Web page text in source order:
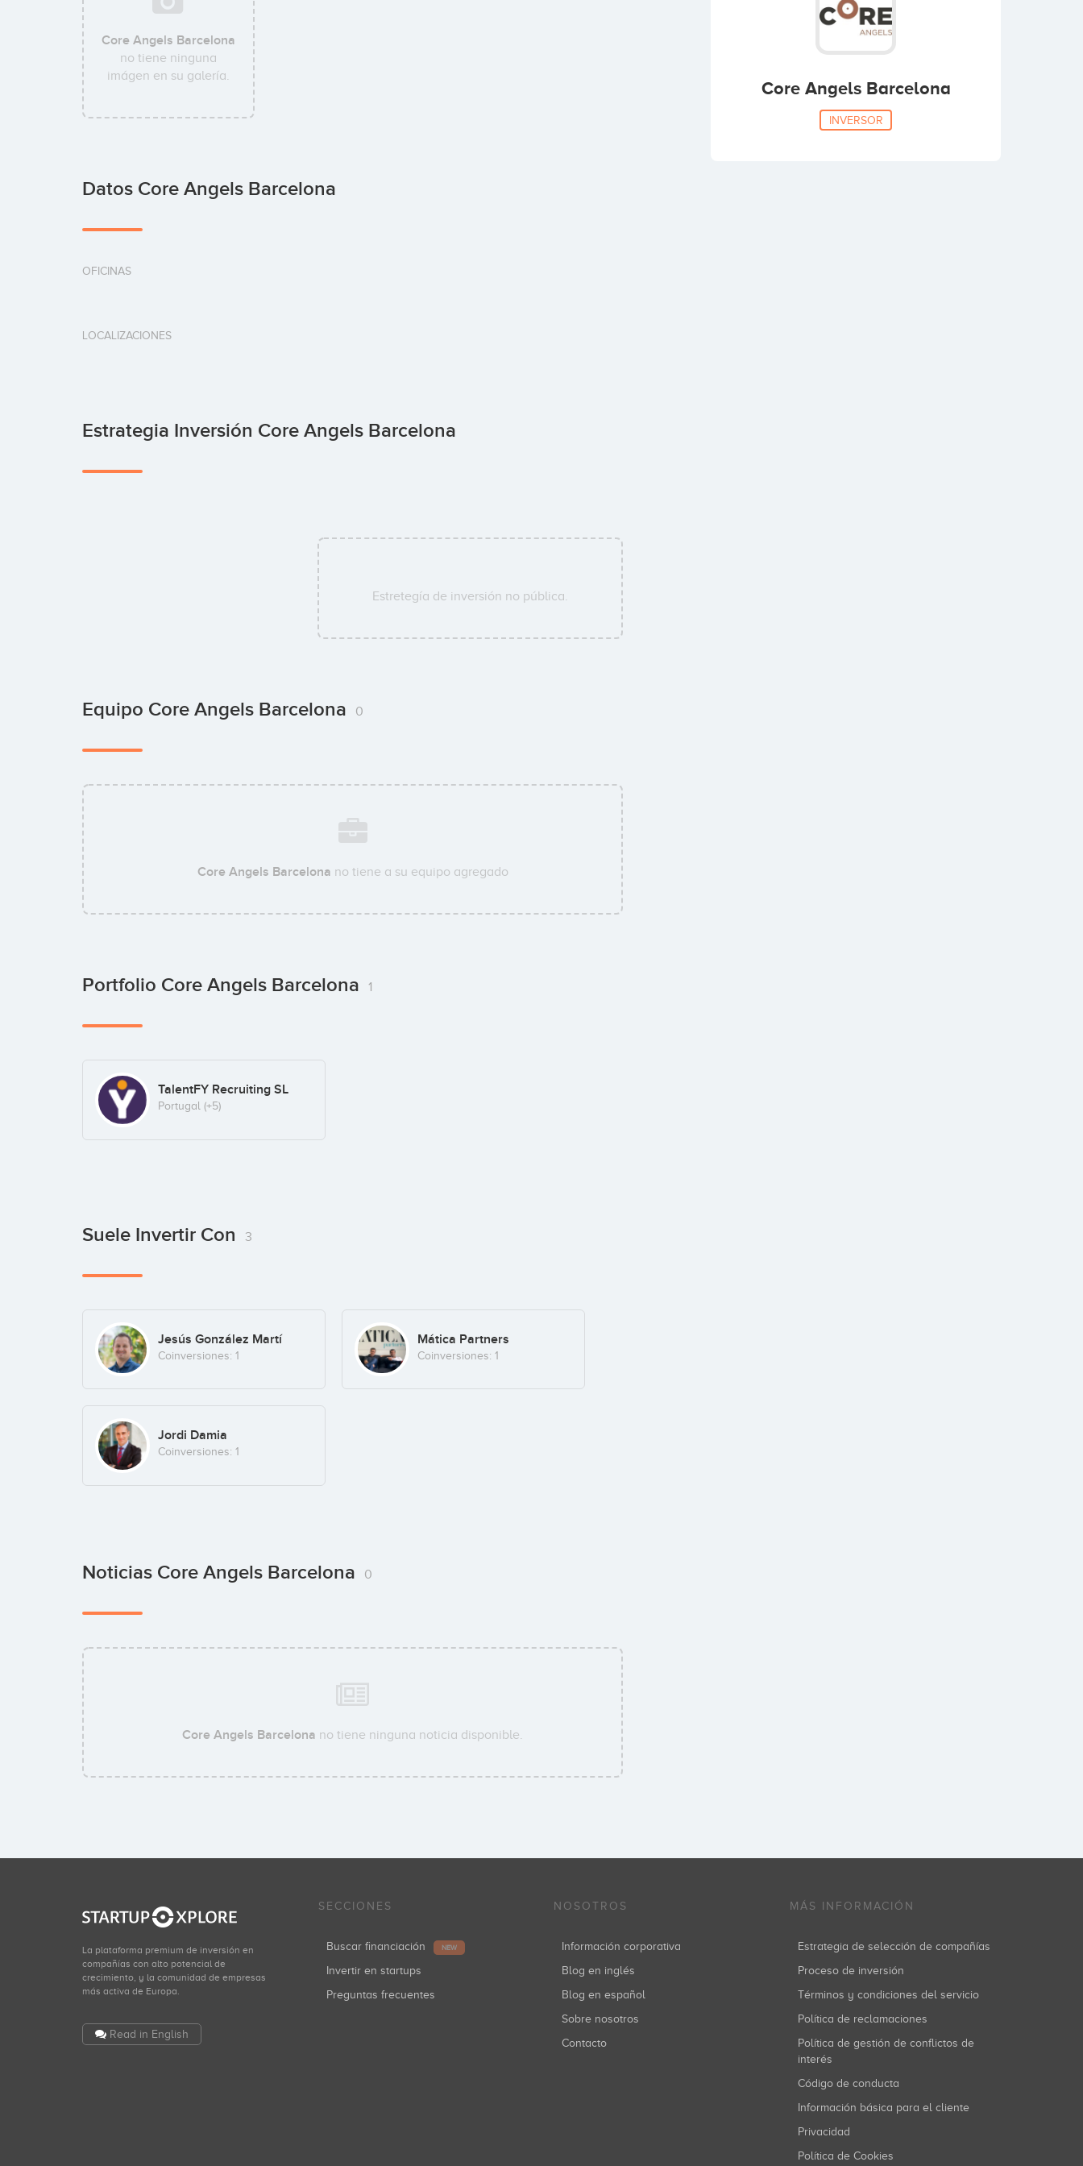
Core Angels Barcelona
no tiene ninguna
imágen en su galería.
Datos Core Angels Barcelona
OFICINAS
LOCALIZACIONES
Estrategia Inversión Core Angels Barcelona
Estretegía de inversión no pública.
Equipo Core Angels Barcelona 0
Core Angels Barcelona no tiene a su equipo agregado
Portfolio Core Angels Barcelona 1
TalentFY Recruiting SL
Portugal (+5)
Suele Invertir Con 3
Jesús González Martí
Coinversiones: 1
Mática Partners
Coinversiones: 1
Jordi Damia
Coinversiones: 1
Noticias Core Angels Barcelona 0
Core Angels Barcelona no tiene ninguna noticia disponible.
Core Angels Barcelona
INVERSOR
La plataforma premium de inversión en
compañías con alto potencial de
crecimiento, y la comunidad de empresas
más activa de Europa.
Read in English
SECCIONES
Buscar financiación NEW
Invertir en startups
Preguntas frecuentes
NOSOTROS
Información corporativa
Blog en inglés
Blog en español
Sobre nosotros
Contacto
MÁS INFORMACIÓN
Estrategia de selección de compañías
Proceso de inversión
Términos y condiciones del servicio
Política de reclamaciones
Política de gestión de conflictos de
interés
Código de conducta
Información básica para el cliente
Privacidad
Política de Cookies